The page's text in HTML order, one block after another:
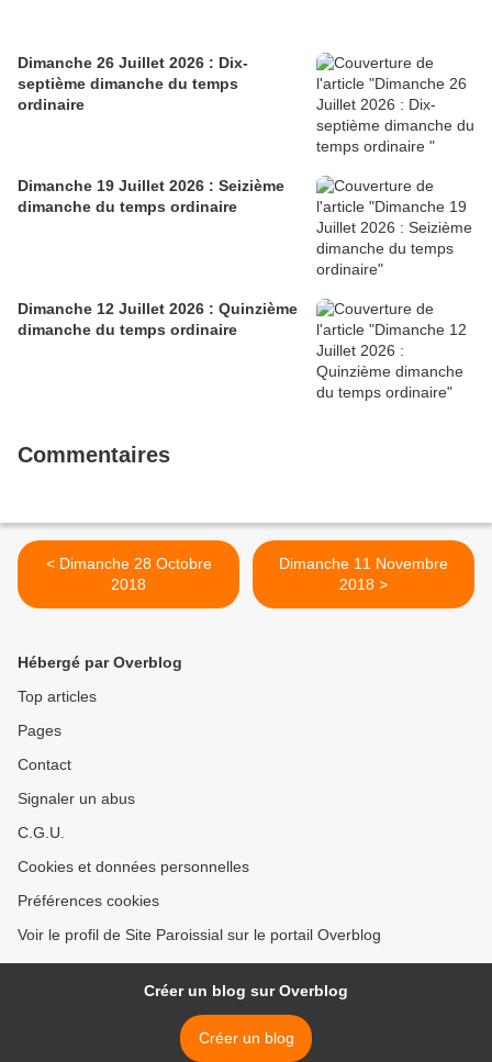
Dimanche 26 Juillet 2026 : Dix-
septième dimanche du temps
ordinaire
Dimanche 19 Juillet 2026 : Seizième
dimanche du temps ordinaire
Dimanche 12 Juillet 2026 : Quinzième
dimanche du temps ordinaire
Commentaires
< Dimanche 28 Octobre
2018
Dimanche 11 Novembre
2018 >
Hébergé par Overblog
Top articles
Pages
Contact
Signaler un abus
C.G.U.
Cookies et données personnelles
Préférences cookies
Voir le profil de Site Paroissial sur le portail Overblog
Créer un blog sur Overblog
Créer un blog